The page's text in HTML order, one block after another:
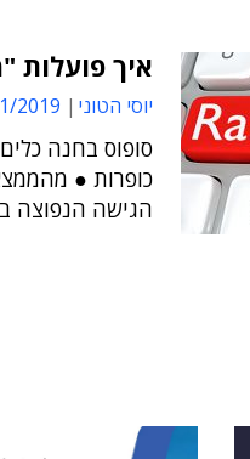
איך
יוסי הטוני 10:11
כופרות ●
הגישה הנפוצה